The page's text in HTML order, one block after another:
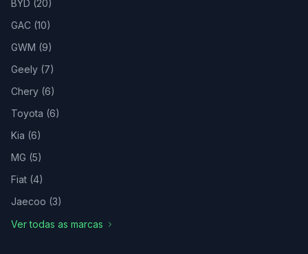
BYD (20)
GAC (10)
GWM (9)
Geely (7)
Chery (6)
Toyota (6)
Kia (6)
MG (5)
Fiat (4)
Jaecoo (3)
Ver todas as marcas